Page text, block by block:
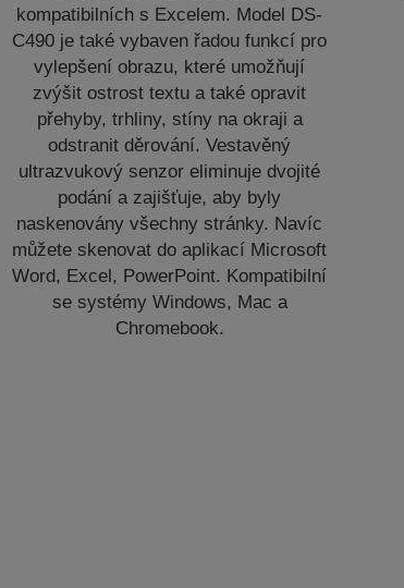
kompatibilních s Excelem. Model DS-
C490 je také vybaven řadou funkcí pro
vylepšení obrazu, které umožňují
zvýšit ostrost textu a také opravit
přehyby, trhliny, stíny na okraji a
odstranit děrování. Vestavěný
ultrazvukový senzor eliminuje dvojité
podání a zajišťuje, aby byly
naskenovány všechny stránky. Navíc
můžete skenovat do aplikací Microsoft
Word, Excel, PowerPoint. Kompatibilní
se systémy Windows, Mac a
Chromebook.